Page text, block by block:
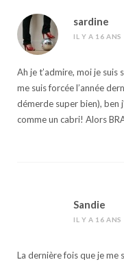
sardine
IL Y A 16 ANS
Ah je t’admire, moi je suis
me suis forcée l’année
démerde super bien), ben
comme un cabri! Alors
Sandie
IL Y A 16 ANS
La dernière fois que je me